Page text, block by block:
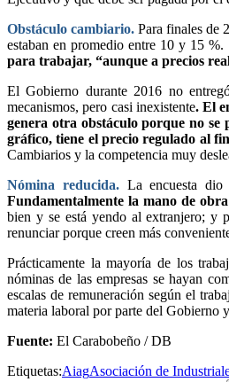
Obstáculo cambiario. Para finales de
estaban en promedio entre 10 y 15 %.
para trabajar, “aunque a precios
El Gobierno durante 2016 no
mecanismos, pero casi inexistente. El
genera otra obstáculo porque no se
gráfico, tiene el precio regulado al
Cambiarios y la competencia muy
Nómina reducida.La encuesta dio
Fundamentalmente la mano de
bien y se está yendo al extranjero; y
renunciar porque creen más
Prácticamente la mayoría de los
nóminas de las empresas se hayan
escalas de remuneración según el
materia laboral por parte del Gobierno
Fuente: El Carabobeño / DB
Etiquetas:AiagAsociación de